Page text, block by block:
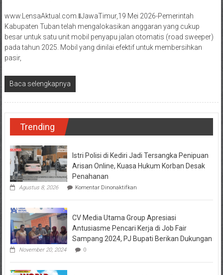
www.LensaAktual.com.ǁJawaTimur,19 Mei 2026-Pemerintah
Kabupaten Tuban telah mengalokasikan anggaran yang cukup
besar untuk satu unit mobil penyapu jalan otomatis (road sweeper)
pada tahun 2025. Mobil yang dinilai efektif untuk membersihkan
pasir,
Baca selengkapnya
Trending
Istri Polisi di Kediri Jadi Tersangka Penipuan
Arisan Online, Kuasa Hukum Korban Desak
Penahanan
Agustus 8, 2026 Komentar Dinonaktifkanpada
Polisi
Kediri
Jadi
Tersangka
Penipuan
Kuasa
CV Media Utama Group Apresiasi
Antusiasme Pencari Kerja di Job Fair
Sampang 2024, PJ Bupati Berikan Dukungan
November 20, 2024 0